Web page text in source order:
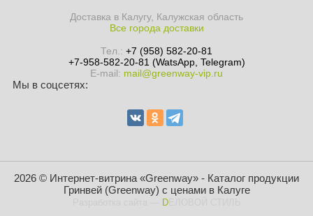
Доставка в Калугу, Калужская область
Все города доставки
Тел.: +7 (958) 582-20-81
+7-958-582-20-81 (WatsApp, Telegram)
E-mail: mail@greenway-vip.ru
Мы в соцсетях:
2026 © Интернет-витрина «Greenway» - Каталог продукции
Гринвей (Greenway) с ценами в Калуге
DЕЛОВОЙ СТИЛЬ